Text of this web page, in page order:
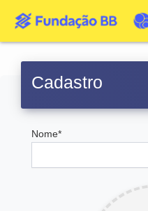
Cadastro
Nome*